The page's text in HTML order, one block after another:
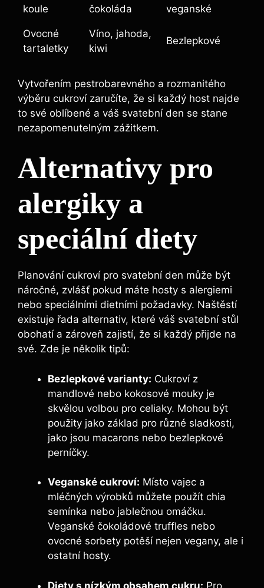
koule
čokoláda
veganské
Ovocné
tartaletky
Víno, jahoda,
kiwi
Bezlepkové
Vytvořením pestrobarevného a rozmanitého
výběru cukroví zaručíte, že si každý host najde
to své oblíbené a váš svatební den se stane
nezapomenutelným zážitkem.
Alternativy pro
alergiky a
speciální diety
Planování cukroví pro svatební den může být
náročné, zvlášť pokud máte hosty s alergiemi
nebo speciálními dietními požadavky. Naštěstí
existuje řada alternativ, které váš svatební stůl
obohatí a zároveň zajistí, že si každý přijde na
své. Zde je několik tipů:
Bezlepkové varianty: Cukroví z
mandlové nebo kokosové mouky je
skvělou volbou pro celiaky. Mohou být
použity jako základ pro různé sladkosti,
jako jsou macarons nebo bezlepkové
perníčky.
Veganské cukroví: Místo vajec a
mléčných výrobků můžete použít chia
semínka nebo jablečnou omáčku.
Veganské čokoládové truffles nebo
ovocné sorbety potěší nejen vegany, ale i
ostatní hosty.
Diety s nízkým obsahem cukru: Pro